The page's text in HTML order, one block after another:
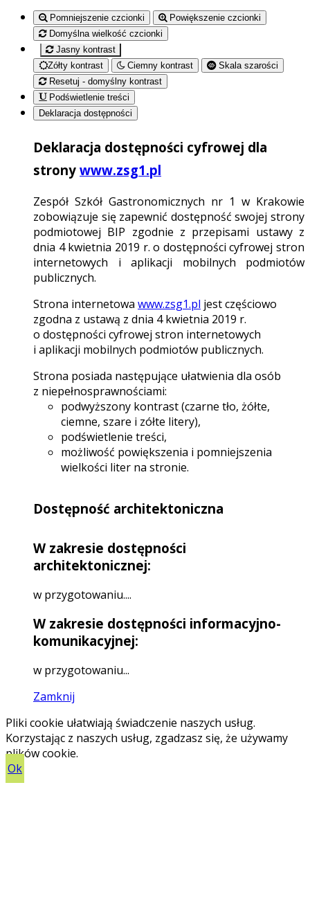
Pomniejszenie czcionki
Powiększenie czcionki
Domyślna wielkość czcionki
Jasny kontrast
Zółty kontrast
Ciemny kontrast
Skala szarości
Resetuj - domyślny kontrast
Podświetlenie treści
Deklaracja dostępności
Deklaracja dostępności cyfrowej dla
strony www.zsg1.pl
Zespół Szkół Gastronomicznych nr 1 w Krakowie
zobowiązuje się zapewnić dostępność swojej strony
podmiotowej BIP zgodnie z przepisami ustawy z
dnia 4 kwietnia 2019 r. o dostępności cyfrowej stron
internetowych i aplikacji mobilnych podmiotów
publicznych.
Strona internetowa www.zsg1.pl jest częściowo
zgodna z ustawą z dnia 4 kwietnia 2019 r.
o dostępności cyfrowej stron internetowych
i aplikacji mobilnych podmiotów publicznych.
Strona posiada następujące ułatwienia dla osób
z niepełnosprawnościami:
podwyższony kontrast (czarne tło, żółte,
ciemne, szare i zółte litery),
podświetlenie treści,
możliwość powiększenia i pomniejszenia
wielkości liter na stronie.
Dostępność architektoniczna
W zakresie dostępności
architektonicznej:
w przygotowaniu....
W zakresie dostępności informacyjno-
komunikacyjnej:
w przygotowaniu...
Zamknij
Pliki cookie ułatwiają świadczenie naszych usług.
Korzystając z naszych usług, zgadzasz się, że używamy
plików cookie.
Ok